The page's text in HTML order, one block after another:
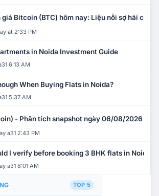
giá Bitcoin (BTC) hôm nay: Liệu nỗi sợ hãi có
at 2:33 PM
in Noida Investment Guide
6:13 AM
When Buying Flats in Noida?
5:37 AM
- Phân tích snapshot ngày 06/08/2026
a31 2:43 PM
I verify before booking 3 BHK flats in Noida?
a31 8:01 AM
TOP 5